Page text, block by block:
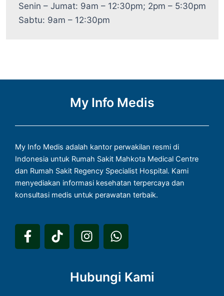
Senin – Jumat: 9am – 12:30pm; 2pm – 5:30pm
Sabtu: 9am – 12:30pm
My Info Medis
My Info Medis adalah kantor perwakilan resmi di
Indonesia untuk Rumah Sakit Mahkota Medical Centre
dan Rumah Sakit Regency Specialist Hospital. Kami
menyediakan informasi kesehatan terpercaya dan
konsultasi medis untuk perawatan terbaik.
F
a
T
i
I
n
a
W
h
s
Hubungi Kami